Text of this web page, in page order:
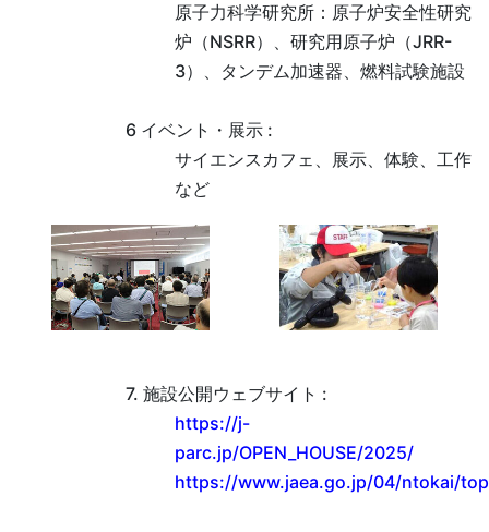
原子力科学研究所：原子炉安全性研究
炉（NSRR）、研究用原子炉（JRR-
3）、タンデム加速器、燃料試験施設
6 イベント・展示 :
サイエンスカフェ、展示、体験、工作
など
7. 施設公開ウェブサイト :
https://j-
parc.jp/OPEN_HOUSE/2025/
https://www.jaea.go.jp/04/ntokai/